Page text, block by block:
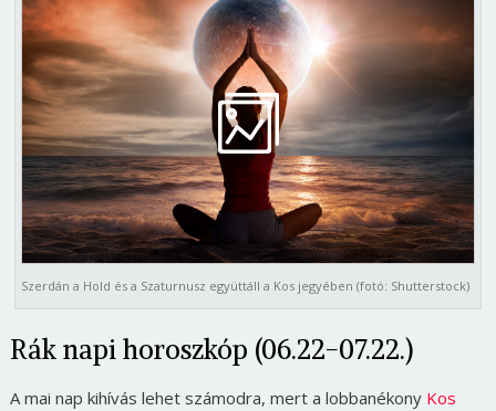
Szerdán a Hold és a Szaturnusz együttáll a Kos jegyében (fotó: Shutterstock)
Rák napi horoszkóp (06.22-07.22.)
A mai nap kihívás lehet számodra, mert a lobbanékonyKos